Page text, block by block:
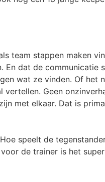
team stappen maken
En dat de communicatie
wat ze vinden. Of het
Geen
met elkaar. Dat is
speelt de
de trainer is het